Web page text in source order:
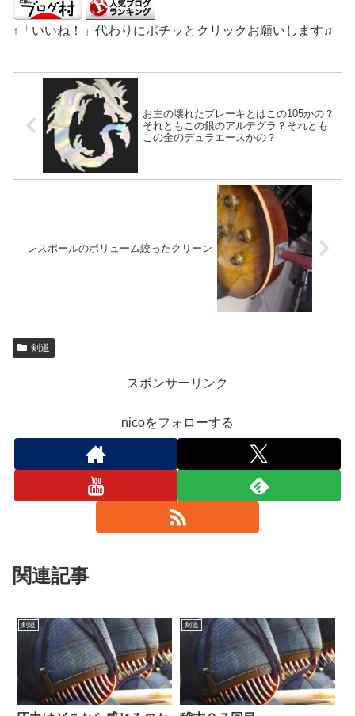
↑「いいね！」代わりにポチッとクリックお願いします♫
お主の壊れたブレーキとはこの105かの？
それともこの銀のアルテグラ？それとも
この金のデュラエースかの？
レスポールのボリューム絞ったクリーン
剣道
スポンサーリンク
nicoをフォローする
関連記事
剣道 剣道